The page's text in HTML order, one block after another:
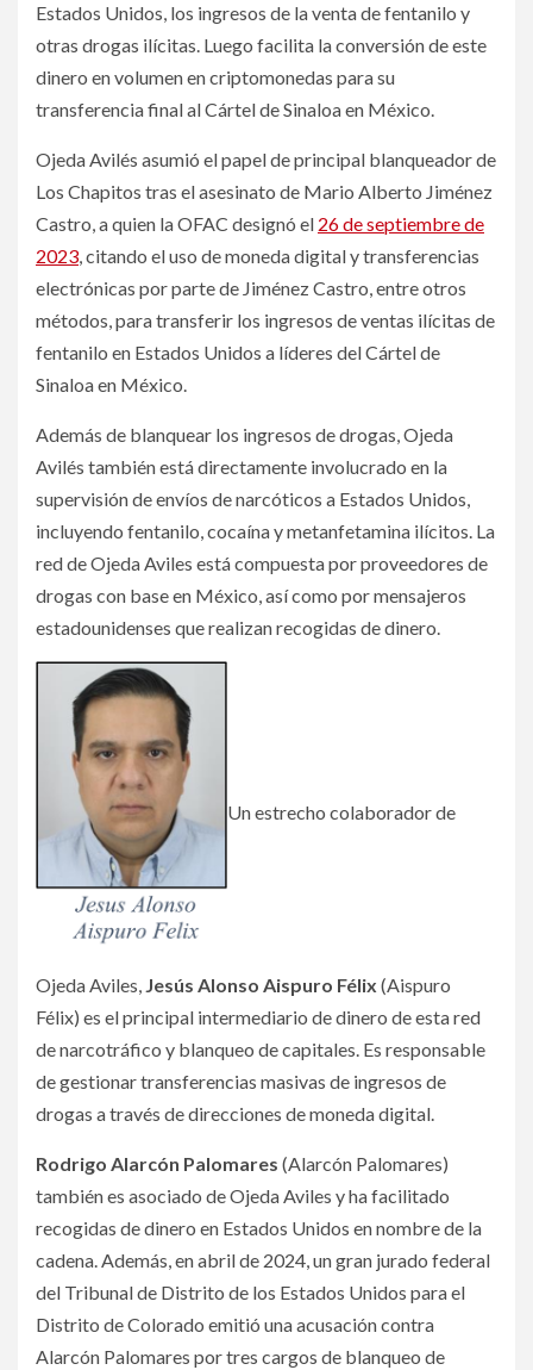
Estados Unidos, los ingresos de la venta de fentanilo y
otras drogas ilícitas. Luego facilita la conversión de este
dinero en volumen en criptomonedas para su
transferencia final al Cártel de Sinaloa en México.
Ojeda Avilés asumió el papel de principal blanqueador de
Los Chapitos tras el asesinato de Mario Alberto Jiménez
Castro, a quien la OFAC designó el 26 de septiembre de
2023, citando el uso de moneda digital y transferencias
electrónicas por parte de Jiménez Castro, entre otros
métodos, para transferir los ingresos de ventas ilícitas de
fentanilo en Estados Unidos a líderes del Cártel de
Sinaloa en México.
Además de blanquear los ingresos de drogas, Ojeda
Avilés también está directamente involucrado en la
supervisión de envíos de narcóticos a Estados Unidos,
incluyendo fentanilo, cocaína y metanfetamina ilícitos. La
red de Ojeda Aviles está compuesta por proveedores de
drogas con base en México, así como por mensajeros
estadounidenses que realizan recogidas de dinero.
Un estrecho colaborador de
Ojeda Aviles, Jesús Alonso Aispuro Félix (Aispuro
Félix) es el principal intermediario de dinero de esta red
de narcotráfico y blanqueo de capitales. Es responsable
de gestionar transferencias masivas de ingresos de
drogas a través de direcciones de moneda digital.
Rodrigo Alarcón Palomares (Alarcón Palomares)
también es asociado de Ojeda Aviles y ha facilitado
recogidas de dinero en Estados Unidos en nombre de la
cadena. Además, en abril de 2024, un gran jurado federal
del Tribunal de Distrito de los Estados Unidos para el
Distrito de Colorado emitió una acusación contra
Alarcón Palomares por tres cargos de blanqueo de